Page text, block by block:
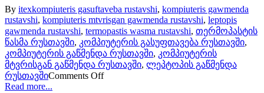
By itexkompiuteris gasuftaveba rustavshi, kompiuteris gawmenda
rustavshi, kompiuteris mtvrisgan gawmenda rustavshi, leptopis
gawmenda rustavshi, termopastis wasma rustavshi, თერმოპასტის
წასმა რუსთავში, კომპიუტერის გასუფთავება რუსთავში,
კომპიუტერის გაწმენდა რუსთავში, კომპიუტერის
მტვრისგან გაწმენდა რუსთავში, ლეპტოპის გაწმენდა
რუსთავშიComments Off
Read more...